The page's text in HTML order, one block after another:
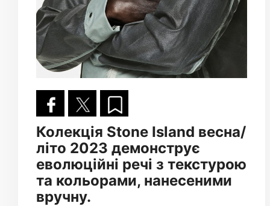
Колекція Stone Island весна/
літо 2023 демонструє
еволюційні речі з текстурою
та кольорами, нанесеними
вручну.